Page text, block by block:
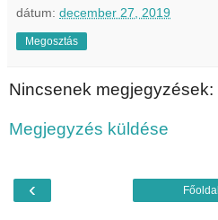
dátum: december 27, 2019
Megosztás
Nincsenek megjegyzések:
Megjegyzés küldése
‹ Főoldal